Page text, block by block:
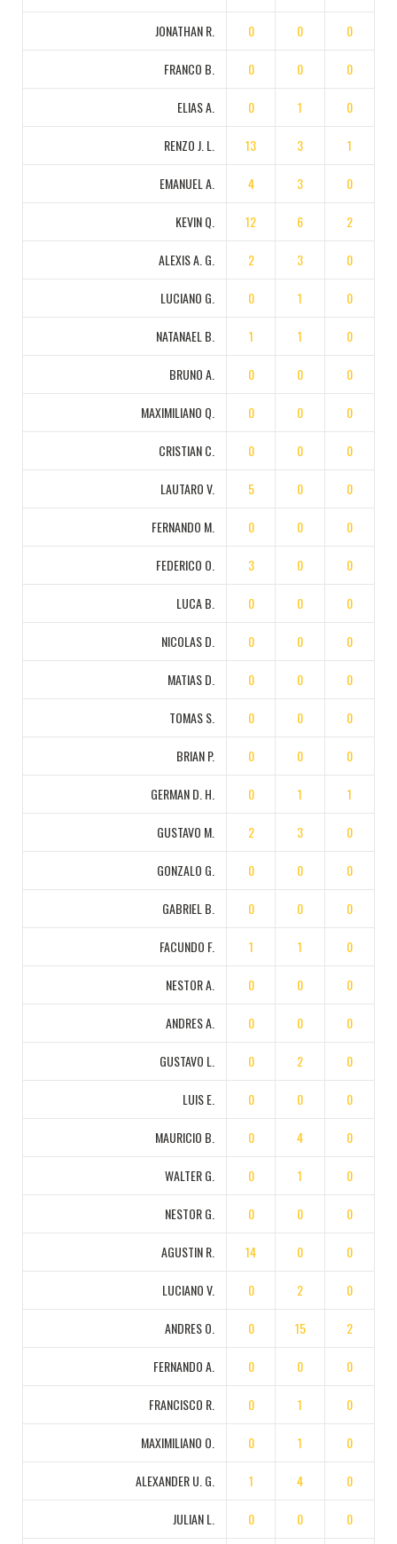
JONATHAN R. 0 0 0
FRANCO B. 0 0 0
ELIAS A. 0 1 0
RENZO J. L. 13 3 1
EMANUEL A. 4 3 0
KEVIN Q. 12 6 2
ALEXIS A. G. 2 3 0
LUCIANO G. 0 1 0
NATANAEL B. 1 1 0
BRUNO A. 0 0 0
MAXIMILIANO Q. 0 0 0
CRISTIAN C. 0 0 0
LAUTARO V. 5 0 0
FERNANDO M. 0 0 0
FEDERICO O. 3 0 0
LUCA B. 0 0 0
NICOLAS D. 0 0 0
MATIAS D. 0 0 0
TOMAS S. 0 0 0
BRIAN P. 0 0 0
GERMAN D. H. 0 1 1
GUSTAVO M. 2 3 0
GONZALO G. 0 0 0
GABRIEL B. 0 0 0
FACUNDO F. 1 1 0
NESTOR A. 0 0 0
ANDRES A. 0 0 0
GUSTAVO L. 0 2 0
LUIS E. 0 0 0
MAURICIO B. 0 4 0
WALTER G. 0 1 0
NESTOR G. 0 0 0
AGUSTIN R. 14 0 0
LUCIANO V. 0 2 0
ANDRES O. 0 15 2
FERNANDO A. 0 0 0
FRANCISCO R. 0 1 0
MAXIMILIANO O. 0 1 0
ALEXANDER U. G. 1 4 0
JULIAN L. 0 0 0